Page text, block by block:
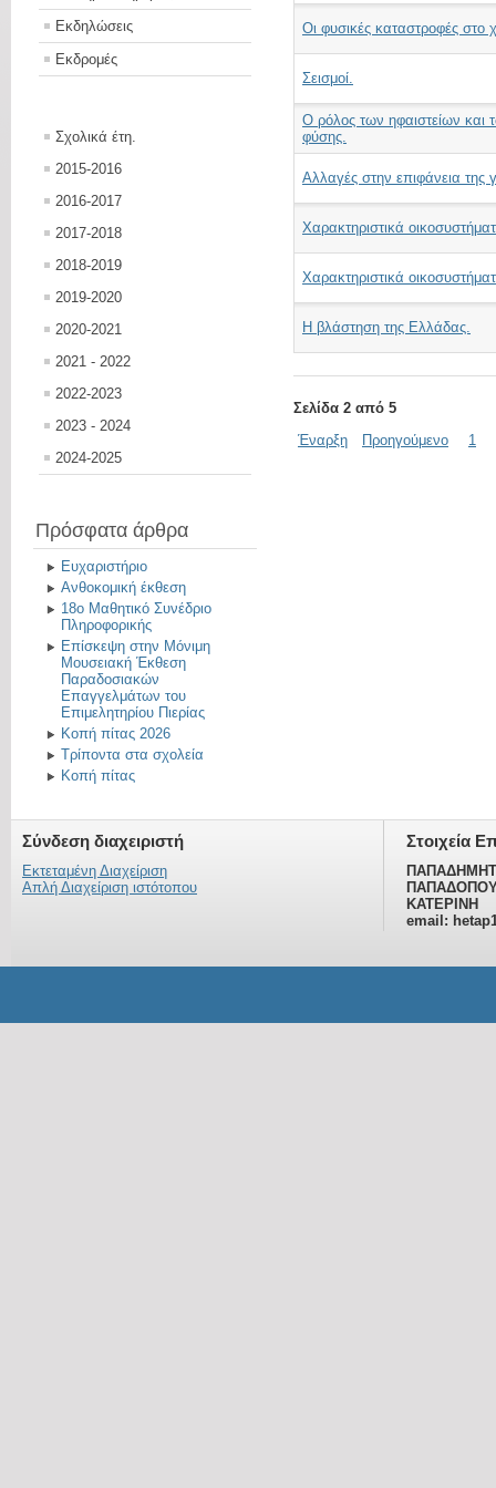
Εκδηλώσεις
Εκδρομές
Σχολικά έτη.
2015-2016
2016-2017
2017-2018
2018-2019
2019-2020
2020-2021
2021 - 2022
2022-2023
2023 - 2024
2024-2025
Πρόσφατα άρθρα
Ευχαριστήριο
Ανθοκομική έκθεση
18ο Μαθητικό Συνέδριο
Πληροφορικής
Επίσκεψη στην Μόνιμη
Μουσειακή Έκθεση
Παραδοσιακών
Επαγγελμάτων του
Επιμελητηρίου Πιερίας
Κοπή πίτας 2026
Τρίποντα στα σχολεία
Κοπή πίτας
Οι φυσικές καταστροφές
Σεισμοί.
Ο ρόλος των ηφαιστείων και
φύσης.
Αλλαγές στην επιφάνεια της
Χαρακτηριστικά
Χαρακτηριστικά
Η βλάστηση της Ελλάδας.
Σελίδα 2 από 5
Έναρξη
Προηγούμενο 1
Σύνδεση διαχειριστή
Εκτεταμένη Διαχείριση
Απλή Διαχείριση ιστότοπου
Στοιχεία
ΚΑΤΕΡΙΝΗ
email: